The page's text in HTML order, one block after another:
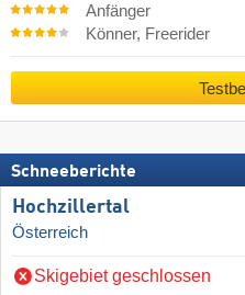
Anfänger
Könner, Freerider
Schneeberichte
Hochzillertal
Österreich
Skigebiet geschlossen